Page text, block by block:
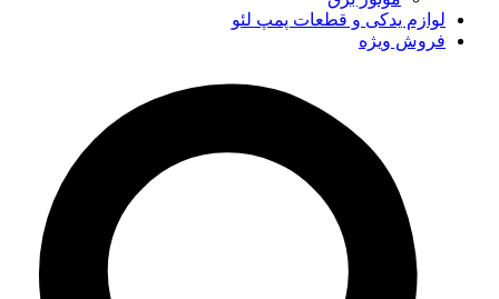
لوازم یدکی و قطعات پمپ لئو
فروش ویژه